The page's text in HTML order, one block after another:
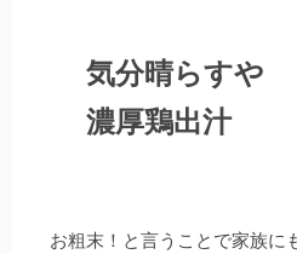
気分晴らすや
濃厚鶏出汁
お粗末！と言うことで家族に